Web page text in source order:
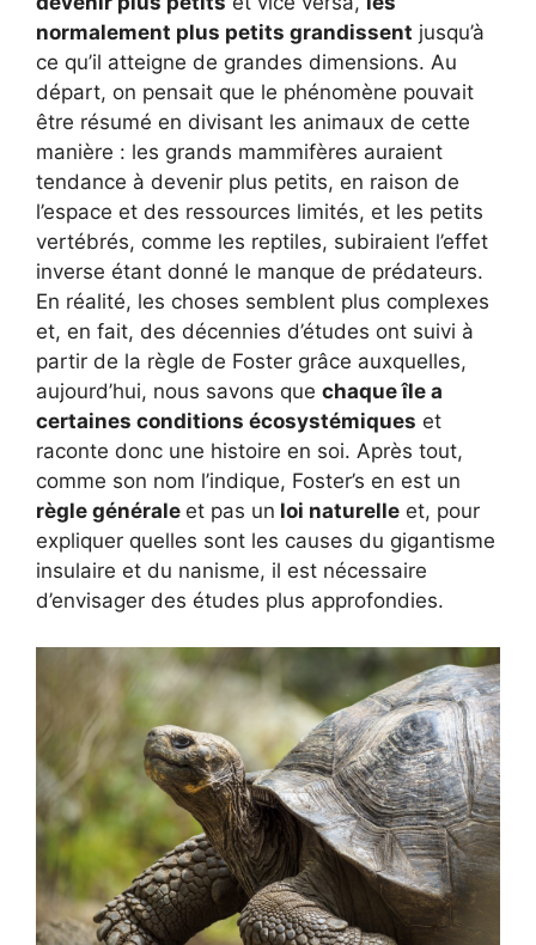
normalement plus petits grandissent jusqu’à
ce qu’il atteigne de grandes dimensions. Au
départ, on pensait que le phénomène pouvait
être résumé en divisant les animaux de cette
manière : les grands mammifères auraient
tendance à devenir plus petits, en raison de
l’espace et des ressources limités, et les petits
vertébrés, comme les reptiles, subiraient l’effet
inverse étant donné le manque de prédateurs.
En réalité, les choses semblent plus complexes
et, en fait, des décennies d’études ont suivi à
partir de la règle de Foster grâce auxquelles,
aujourd’hui, nous savons que chaque île a
certaines conditions écosystémiques et
raconte donc une histoire en soi. Après tout,
comme son nom l’indique, Foster’s en est un
règle générale et pas un loi naturelle et, pour
expliquer quelles sont les causes du gigantisme
insulaire et du nanisme, il est nécessaire
d’envisager des études plus approfondies.